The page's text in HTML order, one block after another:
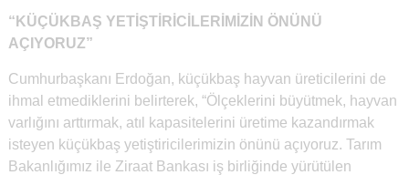
“KÜÇÜKBAŞ YETİŞTİRİCİLERİMİZİN ÖNÜNÜ
AÇIYORUZ”
Cumhurbaşkanı Erdoğan, küçükbaş hayvan üreticilerini de
ihmal etmediklerini belirterek, “Ölçeklerini büyütmek, hayvan
varlığını arttırmak, atıl kapasitelerini üretime kazandırmak
isteyen küçükbaş yetiştiricilerimizin önünü açıyoruz. Tarım
Bakanlığımız ile Ziraat Bankası iş birliğinde yürütülen